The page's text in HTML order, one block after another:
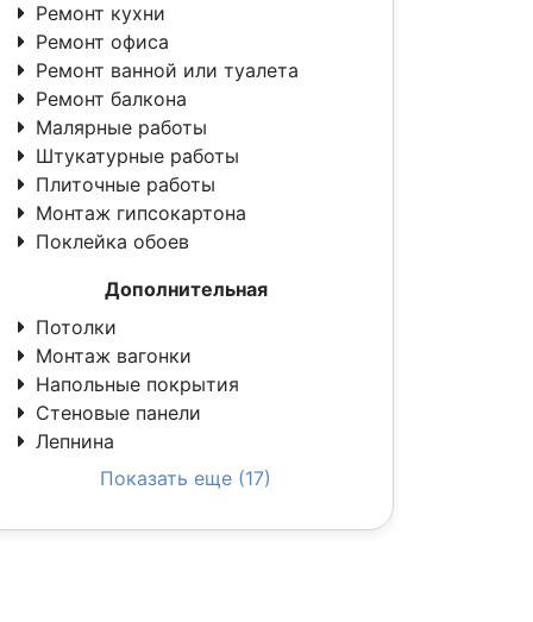
Ремонт кухни
Ремонт офиса
Ремонт ванной или туалета
Ремонт балкона
Малярные работы
Штукатурные работы
Плиточные работы
Монтаж гипсокартона
Поклейка обоев
Дополнительная
Потолки
Монтаж вагонки
Напольные покрытия
Стеновые панели
Лепнина
Показать еще (17)